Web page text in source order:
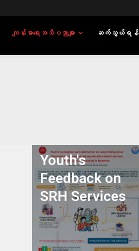
ကျန်းမာရေးအသိပညာများ ဆက်သွယ်ရန်
Youth's
Feedback on
SRH Services